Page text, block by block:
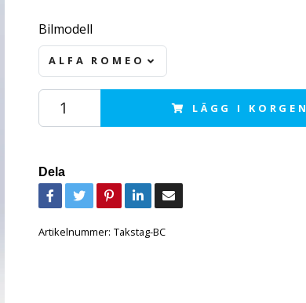
Bilmodell
ALFA ROMEO 147
LÄGG I KORGEN
Dela
Artikelnummer: Takstag-BC